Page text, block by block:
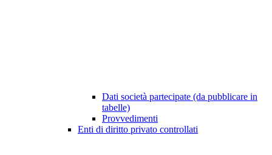
Dati società partecipate (da pubblicare in
tabelle)
Provvedimenti
Enti di diritto privato controllati